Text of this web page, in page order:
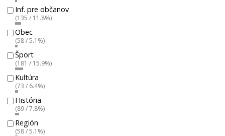
Inf. pre občanov
(135 / 11.8%)
Obec
(58 / 5.1%)
Šport
(181 / 15.9%)
Kultúra
(73 / 6.4%)
História
(89 / 7.8%)
Región
(58 / 5.1%)